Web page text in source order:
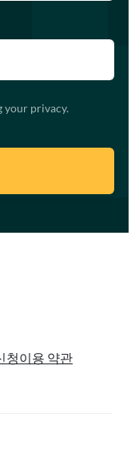
your privacy.
청이용 약관